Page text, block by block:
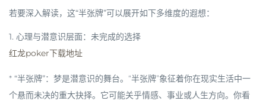
若要深入解读，这“半张牌”可以展开如下多维度的遐想：
1. 心理与潜意识层面：未完成的选择
红龙poker下载地址
* “半张牌”：梦是潜意识的舞台。“半张牌”象征着你在现实生活中一
个悬而未决的重大抉择。它可能关乎情感、事业或人生方向。你看